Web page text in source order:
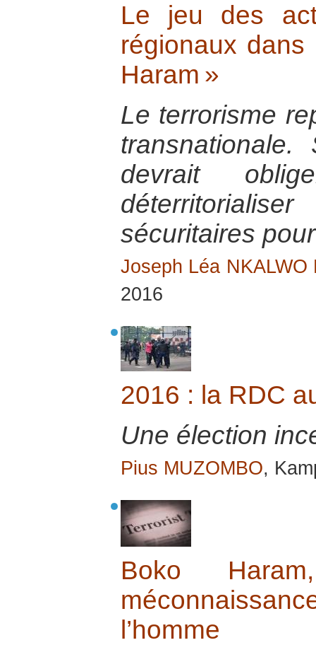
Le jeu des
régionaux
Haram »
Le terrorisme
transnationale.
devrait
sécuritaires
Joseph Léa NKALWO
2016
2016 : la RDC
Une élection
Pius MUZOMBO,
Boko
l’homme